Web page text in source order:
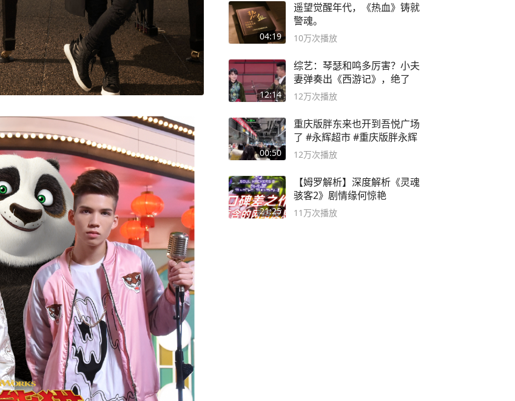
04:19
遥望觉醒年代，《热血》铸就
警魂。
10万次播放
12:14
综艺：琴瑟和鸣多厉害？小夫
妻弹奏出《西游记》，绝了
12万次播放
00:50
重庆版胖东来也开到吾悦广场
了 #永辉超市 #重庆版胖永辉
12万次播放
21:25
【姆罗解析】深度解析《灵魂
骇客2》剧情缘何惊艳
11万次播放